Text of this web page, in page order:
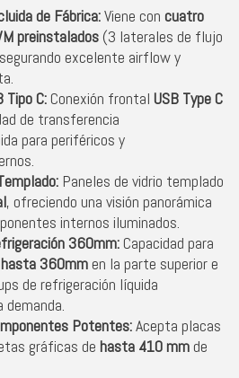
de Fábrica:Viene con cuatro
preinstalados (3 laterales de flujo
excelente airflowy
Tipo C:Conexión frontal USB Type C
de transferencia
para periféricos y
Paneles de vidrio templado
, ofreciendo una visión panorámica
internos iluminados.
360mm:Capacidad para
hasta 360mmen la parte superior e
de refrigeración líquida
Potentes:Acepta placas
gráficas de hasta 410 mmde